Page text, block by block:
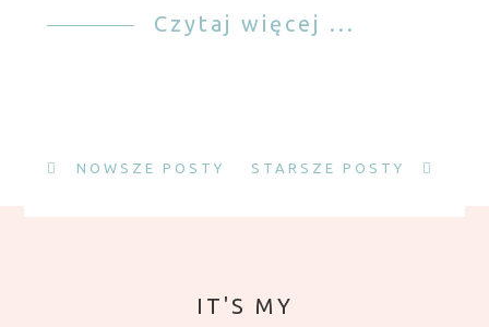
Czytaj więcej ...
NOWSZE POSTY STARSZE POSTY